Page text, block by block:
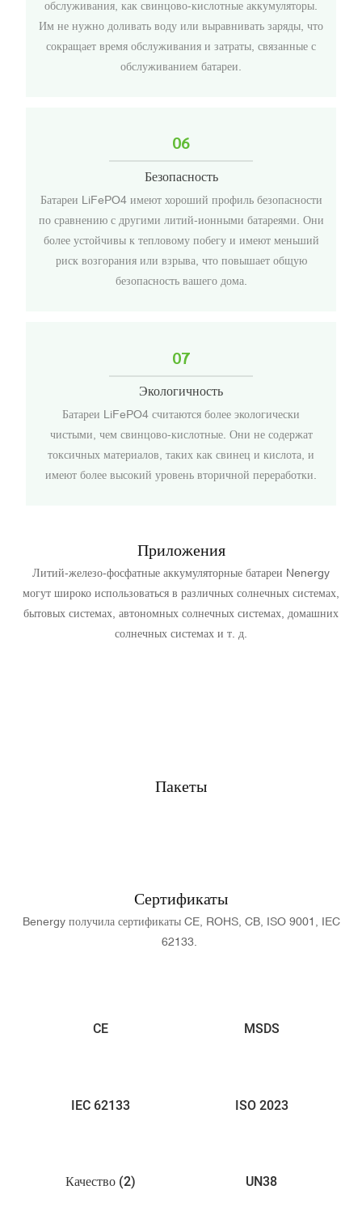
обслуживания, как свинцово-кислотные аккумуляторы.
Им не нужно доливать воду или выравнивать заряды, что
сокращает время обслуживания и затраты, связанные с
обслуживанием батареи.
06
Безопасность
Батареи LiFePO4 имеют хороший профиль безопасности
по сравнению с другими литий-ионными батареями. Они
более устойчивы к тепловому побегу и имеют меньший
риск возгорания или взрыва, что повышает общую
безопасность вашего дома.
07
Экологичность
Батареи LiFePO4 считаются более экологически
чистыми, чем свинцово-кислотные. Они не содержат
токсичных материалов, таких как свинец и кислота, и
имеют более высокий уровень вторичной переработки.
Приложения
Литий-железо-фосфатные аккумуляторные батареи Nenergy
могут широко использоваться в различных солнечных системах,
бытовых системах, автономных солнечных системах, домашних
солнечных системах и т. д.
Пакеты
Сертификаты
Benergy получила сертификаты CE, ROHS, CB, ISO 9001, IEC
62133.
CE MSDS
IEC 62133 ISO 2023
Качество (2) UN38